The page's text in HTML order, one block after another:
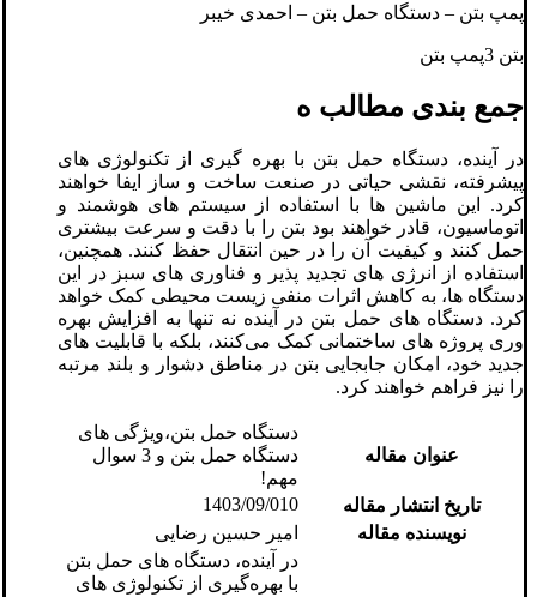
پمپ بتن – دستگاه حمل بتن – احمدی خیبر
بتن 3پمپ بتن
جمع بندی مطالب ه
در آینده، دستگاه‌ حمل بتن با بهره‌ گیری از تکنولوژی ‌های
پیشرفته، نقشی حیاتی در صنعت ساخت‌ و ساز ایفا خواهند
کرد. این ماشین‌ ها با استفاده از سیستم ‌های هوشمند و
اتوماسیون، قادر خواهند بود بتن را با دقت و سرعت بیشتری
حمل کنند و کیفیت آن را در حین انتقال حفظ کنند. همچنین،
استفاده از انرژی‌ های تجدید پذیر و فناوری ‌های سبز در این
دستگاه ‌ها، به کاهش اثرات منفی زیست ‌محیطی کمک خواهد
کرد. دستگاه‌ های حمل بتن در آینده نه تنها به افزایش بهره
‌وری پروژه ‌های ساختمانی کمک می‌کنند، بلکه با قابلیت ‌های
جدید خود، امکان جابجایی بتن در مناطق دشوار و بلند مرتبه
را نیز فراهم خواهند کرد.
عنوان مقاله
دستگاه حمل بتن،ویژگی های
دستگاه حمل بتن و 3 سوال
مهم!
تاریخ انتشار مقاله
1403/09/010
نویسنده مقاله
امیر حسین رضایی
در آینده، دستگاه‌ های حمل بتن
با بهره‌گیری از تکنولوژی ‌های